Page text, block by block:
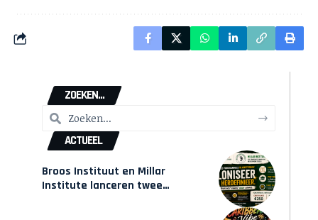
ZOEKEN...
ACTUEEL
Broos Instituut en Millar
Institute lanceren twee